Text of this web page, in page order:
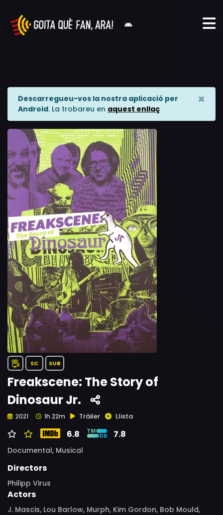
Descarregueu-vos la nostra aplicació per
Android. La trobareu en aquest enllaç
×
SC SUB
Freakscene: The Story of
Dinosaur Jr.
2021 1h 22m Tràiler Llista
6.8 7.8
Documental, Musical
Directors
Philipp Virus
Actors
J. Mascis, Lou Barlow, Murph, Kim Gordon, Bob Mould,